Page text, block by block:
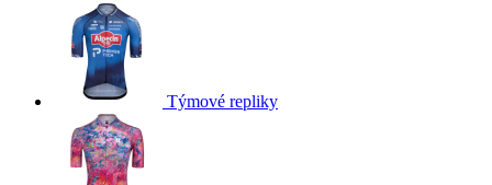
Týmové repliky